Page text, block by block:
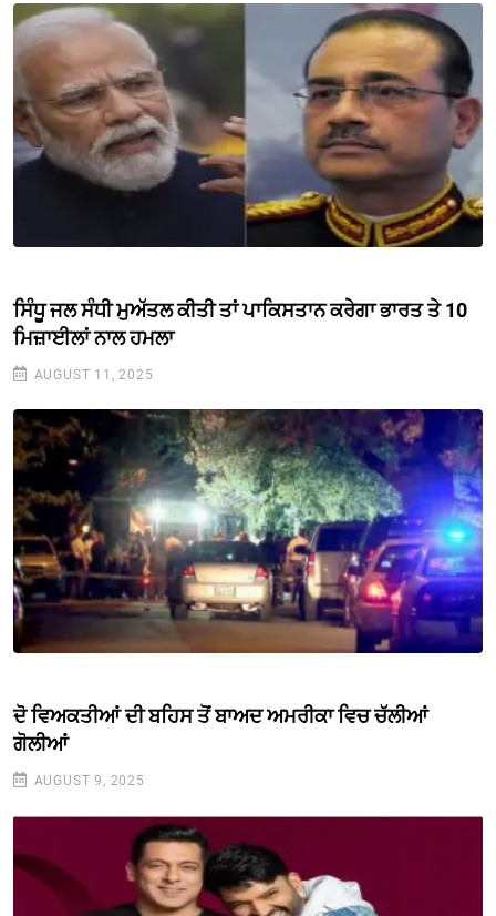
ਸਿੰਧੂ ਜਲ ਸੰਧੀ ਮੁਅੱਤਲ ਕੀਤੀ ਤਾਂ ਪਾਕਿਸਤਾਨ ਕਰੇਗਾ ਭਾਰਤ ਤੇ 10
ਮਿਜ਼ਾਈਲਾਂ ਨਾਲ ਹਮਲਾ
AUGUST 11, 2025
ਦੋ ਵਿਅਕਤੀਆਂ ਦੀ ਬਹਿਸ ਤੋਂ ਬਾਅਦ ਅਮਰੀਕਾ ਵਿਚ ਚੱਲੀਆਂ
ਗੋਲੀਆਂ
AUGUST 9, 2025